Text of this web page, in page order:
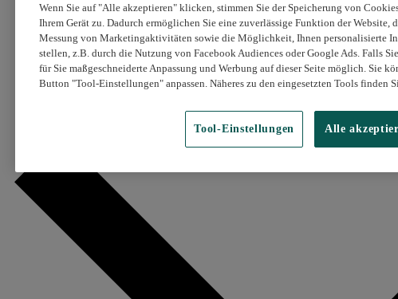
Wenn Sie auf "Alle akzeptieren" klicken, stimmen Sie der Speicherung von
Ihrem Gerät zu. Dadurch ermöglichen Sie eine zuverlässige Funktion der Website,
Messung von Marketingaktivitäten sowie die Möglichkeit, Ihnen personalisierte
stellen, z.B. durch die Nutzung von Facebook Audiences oder Google Ads. Falls Sie
für Sie maßgeschneiderte Anpassung und Werbung auf dieser Seite möglich. Sie
Button "Tool-Einstellungen" anpassen. Näheres zu den eingesetzten Tools finden
Tool-Einstellungen Alle